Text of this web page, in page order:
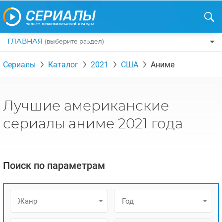
ГЛАВНАЯ (выберите раздел)
ПО ЖАНРАМ
КОМЕДИИ
УЖАСЫ
БОЕВИКИ
ФЭНТЕЗИ
ДЕТЕКТИВЫ
КРИМИНАЛ
ТУРЦИЯ
КАНАДА
РЕЦЕНЗИИ
АЗИАТСКИЕ СЕРИАЛЫ
ИНТЕРВЬЮ
Сериалы Каталог 2021 США Аниме
Лучшие американские
сериалы аниме 2021 года
Поиск по параметрам
Жанр Год